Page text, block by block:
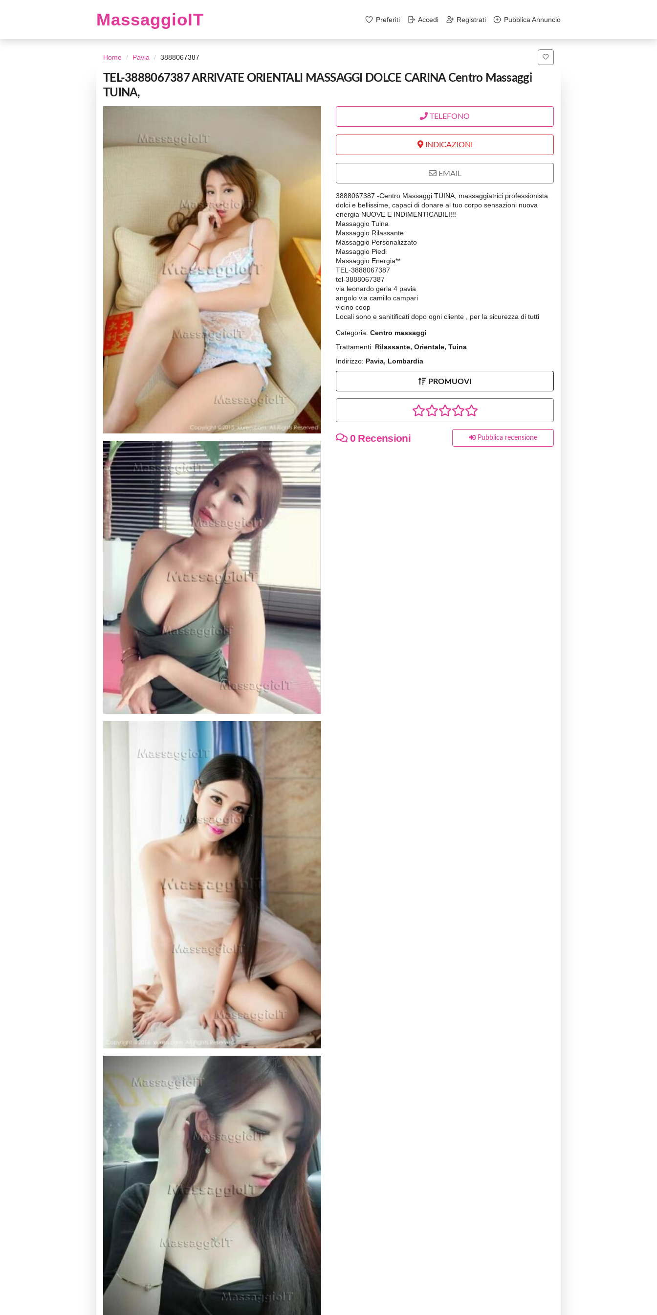
MassaggioIT Preferiti Accedi Registrati Pubblica Annuncio
Home Pavia 3888067387
TEL-3888067387 ARRIVATE ORIENTALI MASSAGGI DOLCE CARINA Centro Massaggi
TUINA,
TELEFONO
INDICAZIONI
EMAIL
3888067387 -Centro Massaggi TUINA, massaggiatrici professionista
dolci e bellissime, capaci di donare al tuo corpo sensazioni nuova
energia NUOVE E INDIMENTICABILI!!!
Massaggio Tuina
Massaggio Rilassante
Massaggio Personalizzato
Massaggio Piedi
Massaggio Energia**
TEL-3888067387
tel-3888067387
via leonardo gerla 4 pavia
angolo via camillo campari
vicino coop
Locali sono e sanitificati dopo ogni cliente , per la sicurezza di tutti
Categoria: Centro massaggi
Trattamenti: Rilassante, Orientale, Tuina
Indirizzo: Pavia, Lombardia
PROMUOVI
0 Recensioni Pubblica recensione